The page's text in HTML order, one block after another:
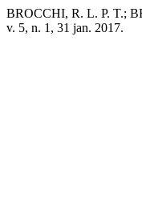
BROCCHI, R. L. P. T.;
v. 5, n. 1, 31 jan. 2017.